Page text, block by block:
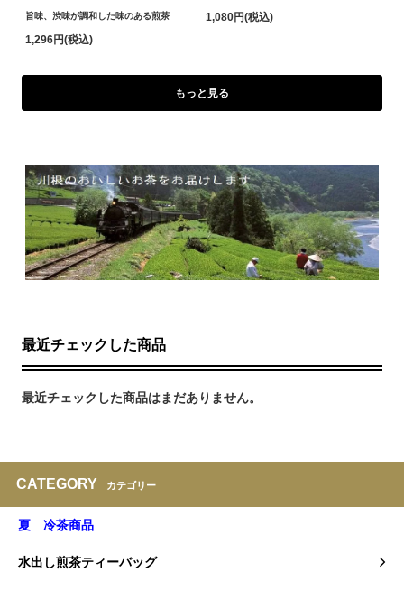
旨味、渋味が調和した味のある煎茶
1,296円(税込)
1,080円(税込)
もっと見る
最近チェックした商品
最近チェックした商品はまだありません。
CATEGORY カテゴリー
夏 冷茶商品
水出し煎茶ティーバッグ